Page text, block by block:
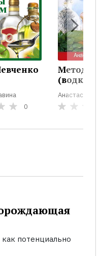
0
Метод
(водка...
Анастасия
потенциально